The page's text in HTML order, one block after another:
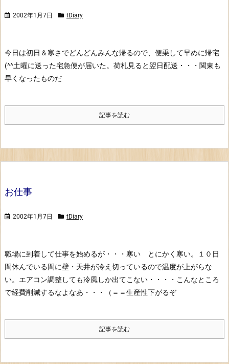
2002年1月7日 tDiary
今日は初日＆寒さでどんどんみんな帰るので、便乗して早めに帰宅
(^^土曜に送った宅急便が届いた。荷札見ると翌日配送・・・関東も
早くなったものだ
記事を読む
お仕事
2002年1月7日 tDiary
職場に到着して仕事を始めるが・・・寒い とにかく寒い。１０日
間休んでいる間に壁・天井が冷え切っているので温度が上がらな
い。 エアコン調整しても冷風しか出てこない・・・・こんなところ
で経費削減するなよなあ・・・（＝＝生産性下がるぞ
記事を読む